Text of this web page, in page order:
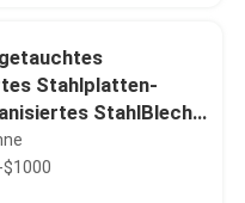
Stahlplatten-
StahlBlech